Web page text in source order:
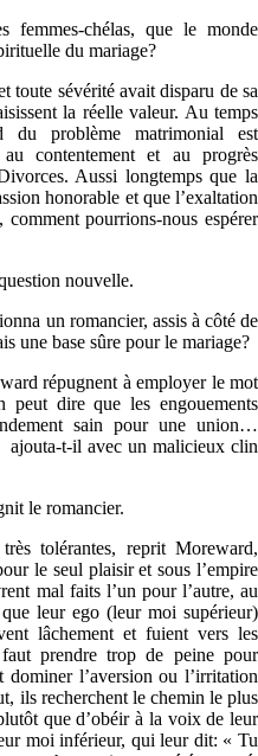
femmes-chélas, que le monde
du mariage?
toute sévérité avait disparu de sa
la réelle valeur. Au temps
du problème matrimonial est
contentement et au progrès
Aussi longtemps que la
honorable et que l’exaltation
comment pourrions-nous espérer
nouvelle.
un romancier, assis à côté de
une base sûre pour le mariage?
répugnent à employer le mot
peut dire que les engouements
sain pour une union…
ajouta-t-il avec un malicieux clin
le romancier.
tolérantes, reprit Moreward,
le seul plaisir et sous l’empire
mal faits l’un pour l’autre, au
que leur ego (leur moi supérieur)
lâchement et fuient vers les
prendre trop de peine pour
dominer l’aversion ou l’irritation
ils recherchent le chemin le plus
que d’obéir à la voix de leur
moi inférieur, qui leur dit: « Tu